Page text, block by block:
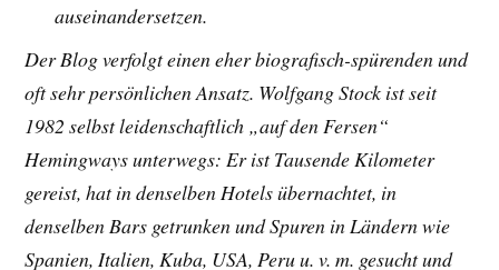
auseinandersetzen.
Der Blog verfolgt einen eher biografisch-spürenden und
oft sehr persönlichen Ansatz. Wolfgang Stock ist seit
1982 selbst leidenschaftlich „auf den Fersen“
Hemingways unterwegs: Er ist Tausende Kilometer
gereist, hat in denselben Hotels übernachtet, in
denselben Bars getrunken und Spuren in Ländern wie
Spanien, Italien, Kuba, USA, Peru u. v. m. gesucht und